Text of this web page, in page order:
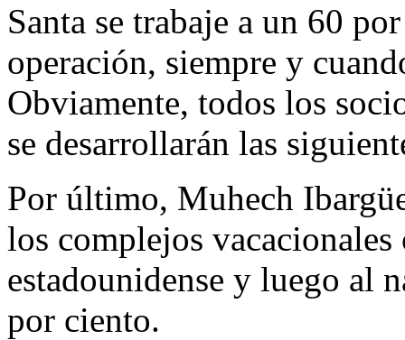
Santa se trabaje a un 60
operación, siempre y
Obviamente, todos los
se desarrollarán las
Por último, Muhech
los complejos
estadounidense y luego al
por ciento.